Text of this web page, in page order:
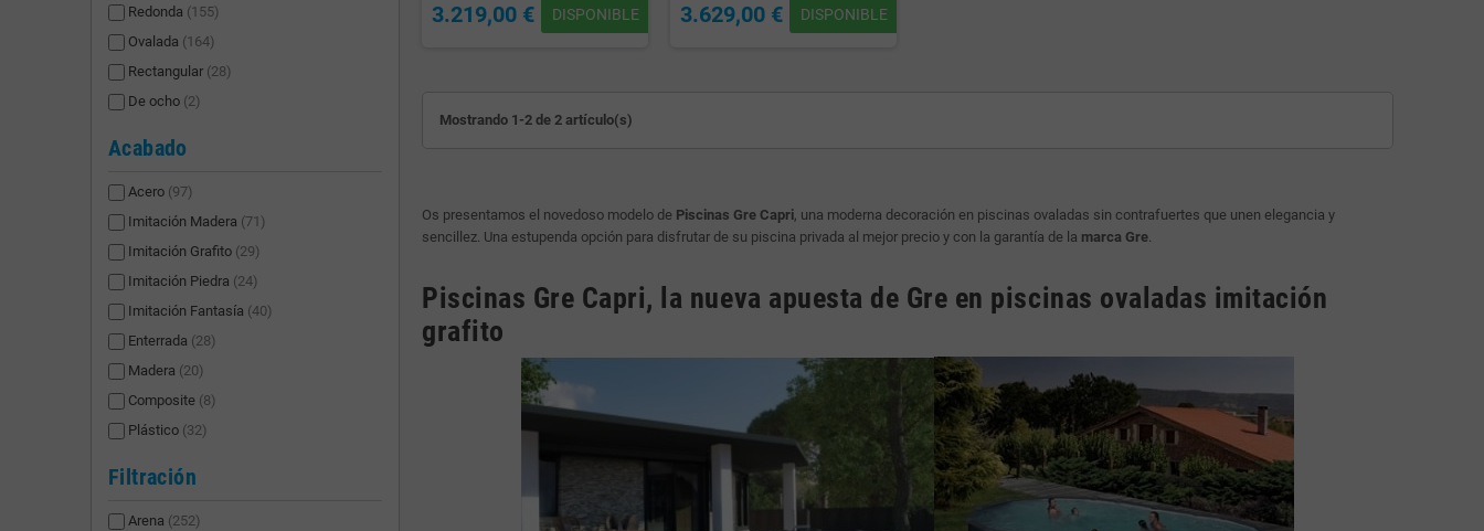
Redonda (155)
Ovalada (164)
Rectangular (28)
De ocho (2)
Acabado
Acero (97)
Imitación Madera (71)
Imitación Grafito (29)
Imitación Piedra (24)
Imitación Fantasía (40)
Enterrada (28)
Madera (20)
Composite (8)
Plástico (32)
Filtración
Arena (252)
3.219,00 € DISPONIBLE 3.629,00 € DISPONIBLE
Mostrando 1-2 de 2 artículo(s)
Os presentamos el novedoso modelo de Piscinas Gre Capri, una moderna decoración en piscinas ovaladas sin contrafuertes que unen elegancia y
sencillez. Una estupenda opción para disfrutar de su piscina privada al mejor precio y con la garantía de la marca Gre.
Piscinas Gre Capri, la nueva apuesta de Gre en piscinas ovaladas imitación
grafito